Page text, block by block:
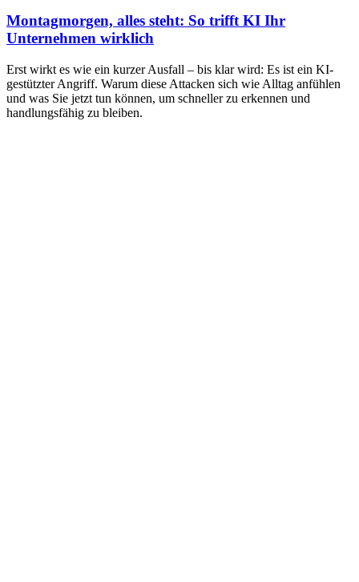
Montagmorgen, alles steht: So trifft KI Ihr
Unternehmen wirklich
Erst wirkt es wie ein kurzer Ausfall – bis klar wird: Es ist ein KI-
gestützter Angriff. Warum diese Attacken sich wie Alltag anfühlen
und was Sie jetzt tun können, um schneller zu erkennen und
handlungsfähig zu bleiben.